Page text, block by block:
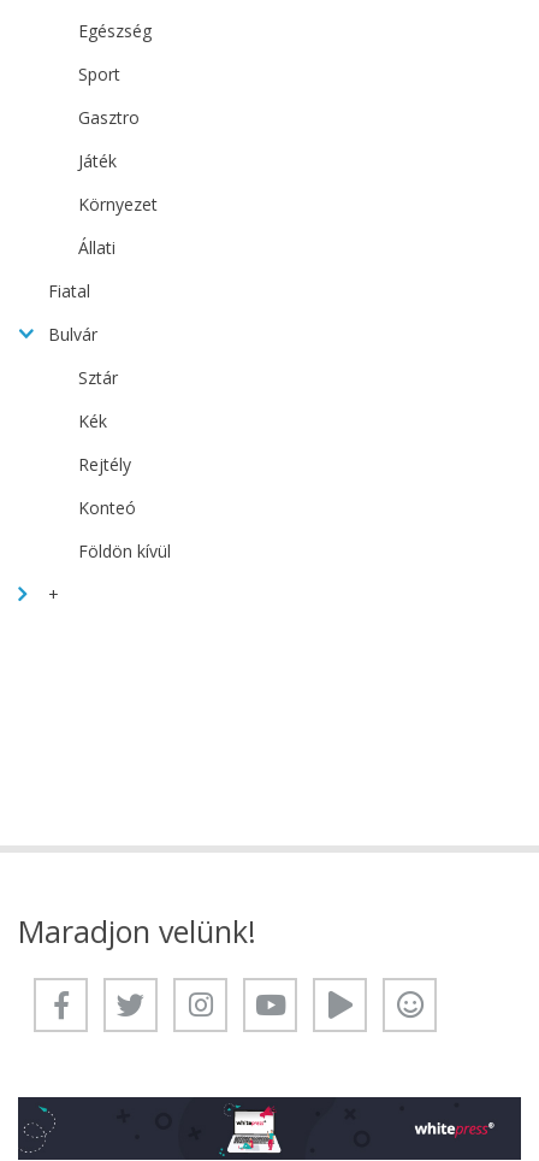
Egészség
Sport
Gasztro
Játék
Környezet
Állati
Fiatal
Bulvár
Sztár
Kék
Rejtély
Konteó
Földön kívül
+
Maradjon velünk!